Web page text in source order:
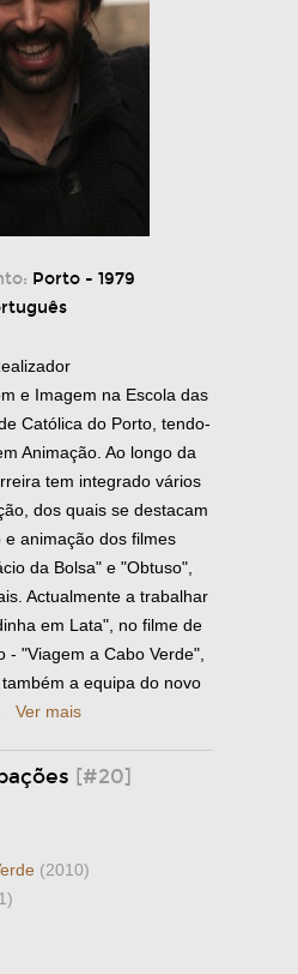
Porto - 1979
e Imagem na Escola das
Católica do Porto, tendo-
Animação. Ao longo da
tem integrado vários
dos quais se destacam
animação dos filmes
da Bolsa" e "Obtuso",
Actualmente a trabalhar
em Lata", no filme de
- "Viagem a Cabo Verde",
a equipa do novo
Ver mais
[#20]
(2010)